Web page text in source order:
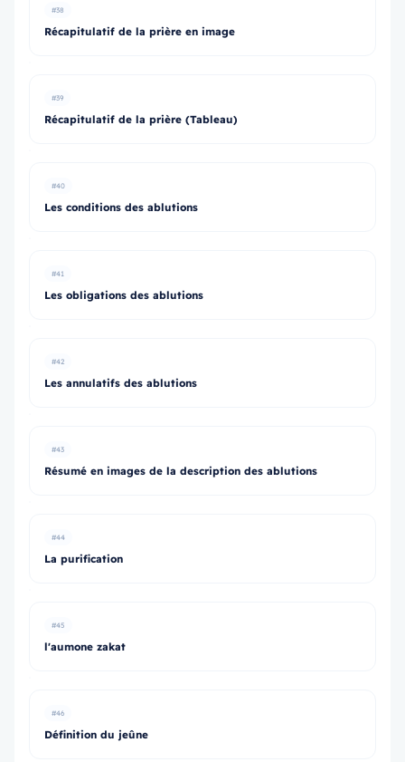
#38
Récapitulatif de la prière en image
#39
Récapitulatif de la prière (Tableau)
#40
Les conditions des ablutions
#41
Les obligations des ablutions
#42
Les annulatifs des ablutions
#43
Résumé en images de la description des ablutions
#44
La purification
#45
l'aumone zakat
#46
Définition du jeûne